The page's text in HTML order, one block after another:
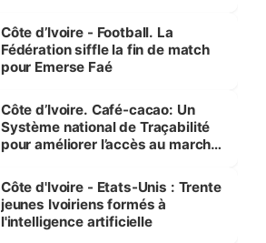
Côte d’Ivoire - Football. La
Fédération siffle la fin de match
pour Emerse Faé
Côte d’Ivoire. Café-cacao: Un
Système national de Traçabilité
pour améliorer l’accès au marché
Côte d'Ivoire - Etats-Unis : Trente
jeunes Ivoiriens formés à
l'intelligence artificielle